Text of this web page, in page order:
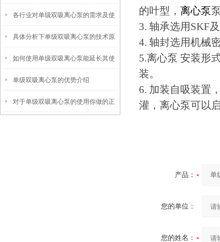
题解决方法
各行业对单级双吸离心泵的需求及使
用情况了解
具体分析下单级双吸离心泵的技术原
理
如何使用单级双吸离心泵能延长其使
用寿命？
单级双吸离心泵的优势介绍
对于单级双吸离心泵的使用你做的正
的叶型， 离心泵
3. 轴承选用SKF
4. 轴封选用机械
5.离心泵 安装形
装。
6. 加装自吸装置
灌，离心泵可以
产品：
您的单位：
您的姓名：